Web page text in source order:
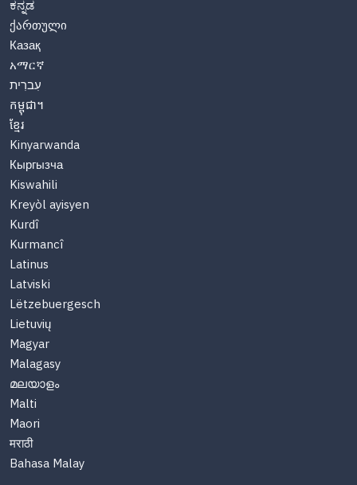
ಕನ್ನಡ
ქართული
Казақ
አማርኛ
עִברִית
កម្ពុជា។
ខ្មែរ
Kinyarwanda
Кыргызча
Kiswahili
Kreyòl ayisyen
Kurdî
Kurmancî
Latinus
Latviski
Lëtzebuergesch
Lietuvių
Magyar
Malagasy
മലയാളം
Malti
Maori
मराठी
Bahasa Malay